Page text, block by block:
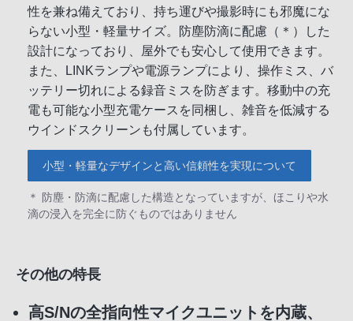
性を兼ね備えており、持ち運びや撮影時にも邪魔にな
らない小型・軽量サイズ。防塵防滴に配慮（＊）した
設計になっており、屋外でも安心して使用できます。
また、LINKランプや電源ランプにより、操作ミス、バ
ッテリー切れによる録音ミスを防ぎます。移動中の充
電も可能な小型充電ケースを同梱し、雑音を低減する
ウインドスクリーンも付属しています。
小型・軽量なデザインと高い信頼性を実現について
＊ 防塵・防滴に配慮した構造となっていますが、ほこりや水
滴の浸入を完全に防ぐものではありません
その他の特長
高S/Nの全指向性マイクユニットを内蔵、